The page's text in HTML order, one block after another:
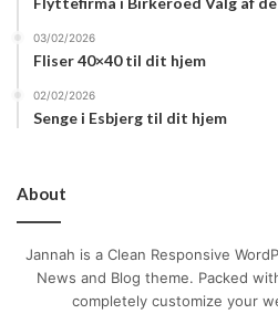
03/02/2026
Fliser 40×40 til dit hjem
02/02/2026
Senge i Esbjerg til dit hjem
About
Jannah is a Clean Responsive
News and Blog theme. Packed
completely customize your